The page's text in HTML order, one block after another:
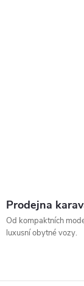
Prodejna
Od kompaktních
luxusní obytné vozy.